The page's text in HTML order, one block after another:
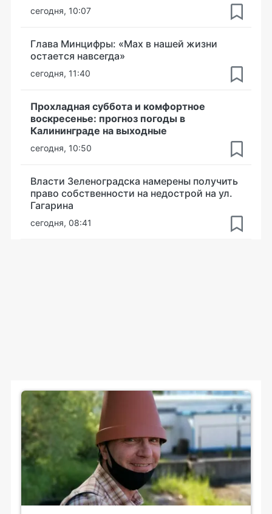
сегодня, 10:07
Глава Минцифры: «Мах в нашей жизни
остается навсегда»
сегодня, 11:40
Прохладная суббота и комфортное
воскресенье: прогноз погоды в
Калининграде на выходные
сегодня, 10:50
Власти Зеленоградска намерены получить
право собственности на недострой на ул.
Гагарина
сегодня, 08:41